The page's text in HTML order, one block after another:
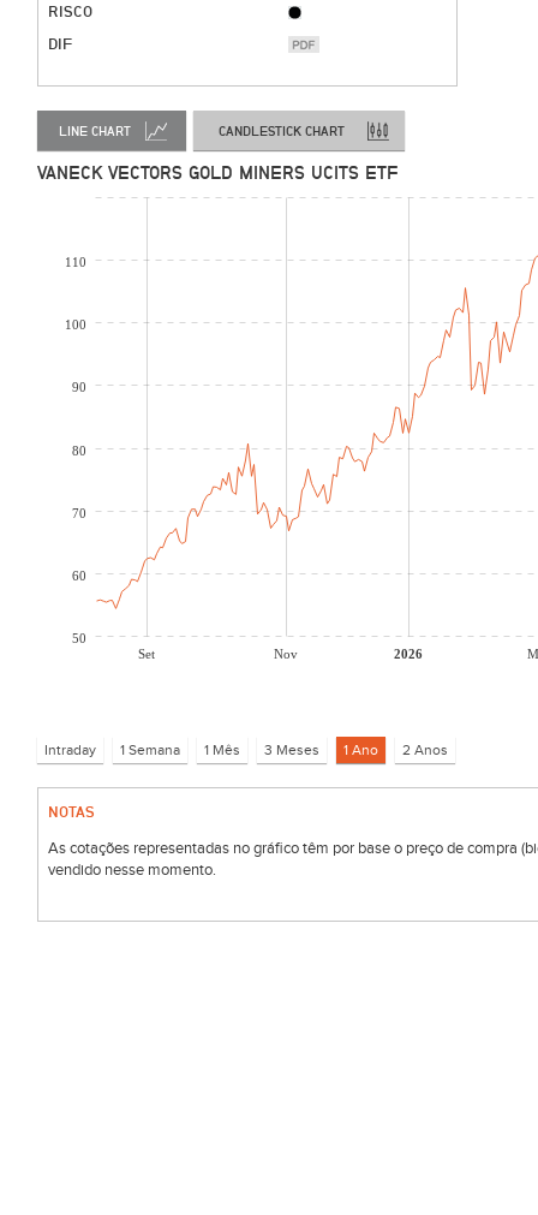
RISCO
DIF
LINE CHART CANDLESTICK CHART
VANECK VECTORS GOLD MINERS UCITS ETF
Set Nov 2026
50
60
70
80
90
100
110
NOTAS
As cotações representadas no gráfico têm por base o preço de compra
vendido nesse momento.